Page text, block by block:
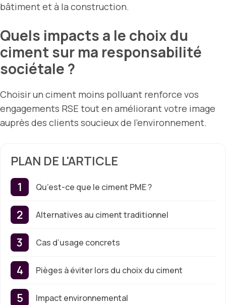
bâtiment et à la construction.
Quels impacts a le choix du
ciment sur ma responsabilité
sociétale ?
Choisir un ciment moins polluant renforce vos
engagements RSE tout en améliorant votre image
auprès des clients soucieux de l’environnement.
PLAN DE L'ARTICLE
Qu’est-ce que le ciment PME ?
Alternatives au ciment traditionnel
Cas d’usage concrets
Pièges à éviter lors du choix du ciment
Impact environnemental